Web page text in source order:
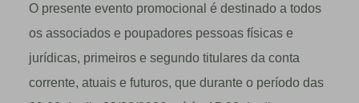
O presente evento promocional é destinado a todos
os associados e poupadores pessoas físicas e
jurídicas, primeiros e segundo titulares da conta
corrente, atuais e futuros, que durante o período das